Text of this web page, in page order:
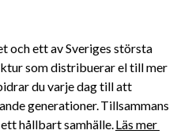
och ett av Sveriges största
som distribuerar el till mer
du varje dag till att
generationer. Tillsammans
hållbart samhälle. Läs mer